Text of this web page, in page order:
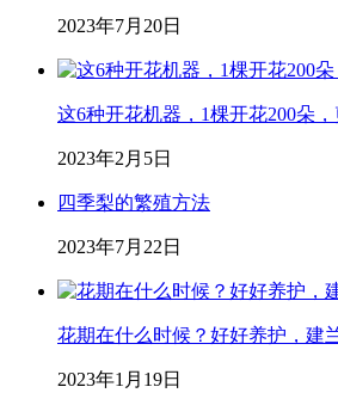
2023年7月20日
这6种开花机器，1棵开花200朵，
2023年2月5日
四季梨的繁殖方法
2023年7月22日
花期在什么时候？好好养护，建
2023年1月19日